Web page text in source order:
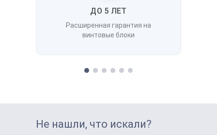
ДО 5 ЛЕТ
Расширенная гарантия на
винтовые блоки
Не нашли, что искали?